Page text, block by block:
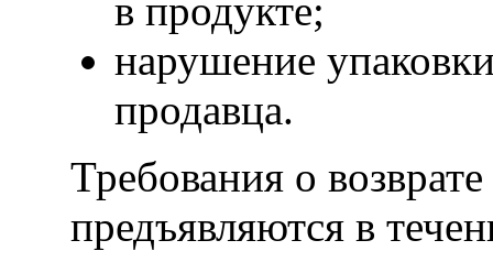
в продукте;
нарушение
продавца.
Требования о
предъявляются в